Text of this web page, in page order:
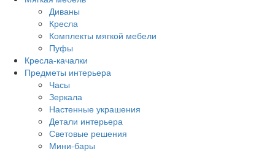
Диваны
Кресла
Комплекты мягкой мебели
Пуфы
Кресла-качалки
Предметы интерьера
Часы
Зеркала
Настенные украшения
Детали интерьера
Световые решения
Мини-бары